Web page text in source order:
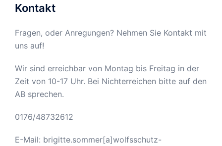
Kontakt
Fragen, oder Anregungen? Nehmen Sie Kontakt mit
uns auf!
Wir sind erreichbar von Montag bis Freitag in der
Zeit von 10-17 Uhr. Bei Nichterreichen bitte auf den
AB sprechen.
0176/48732612
E-Mail: brigitte.sommer[a]wolfsschutz-